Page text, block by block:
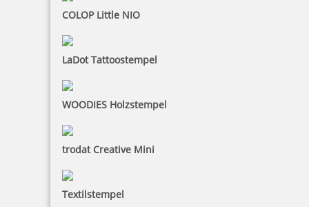
COLOP Little NIO
LaDot Tattoostempel
WOODIES Holzstempel
trodat Creative Mini
Textilstempel